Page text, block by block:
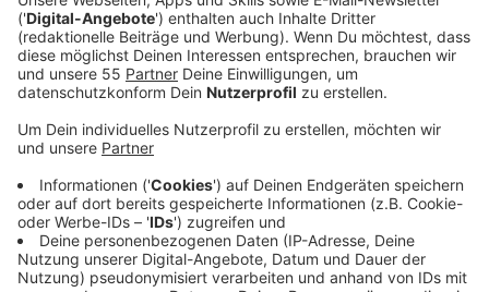
Anzeige
Auf der Reise zu sich selbst hat Connor offenbar auch
viel über das Konzept Ehe nachgedacht. Seit 15
Jahren ist die Delmenhorsterin nun schon mit dem Ex-
sie auch managt. "Ich liebe dich", "Tief wie das Meer"
und "For Life" sind romantische Liebeserklärungen an
ihren Ehemann. Nicht die einzigen auf dem Album.